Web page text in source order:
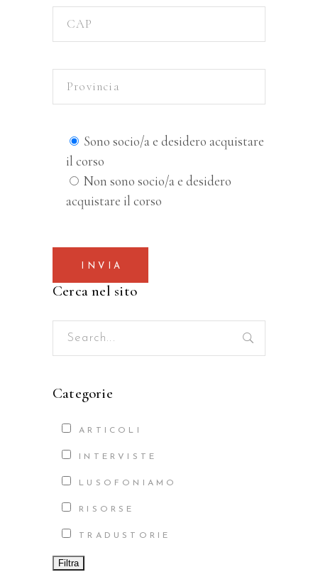
Sono socio/a e desidero acquistare
il corso
Non sono socio/a e desidero
acquistare il corso
INVIA
Cerca nel sito
Search
Categorie
ARTICOLI
INTERVISTE
LUSOFONIAMO
RISORSE
TRADUSTORIE